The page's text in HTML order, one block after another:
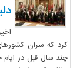
کرد که سران